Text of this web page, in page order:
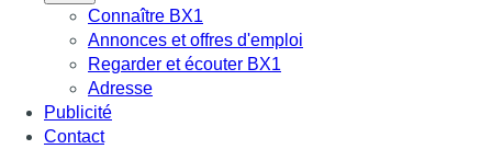
Connaître BX1
Annonces et offres d'emploi
Regarder et écouter BX1
Adresse
Publicité
Contact